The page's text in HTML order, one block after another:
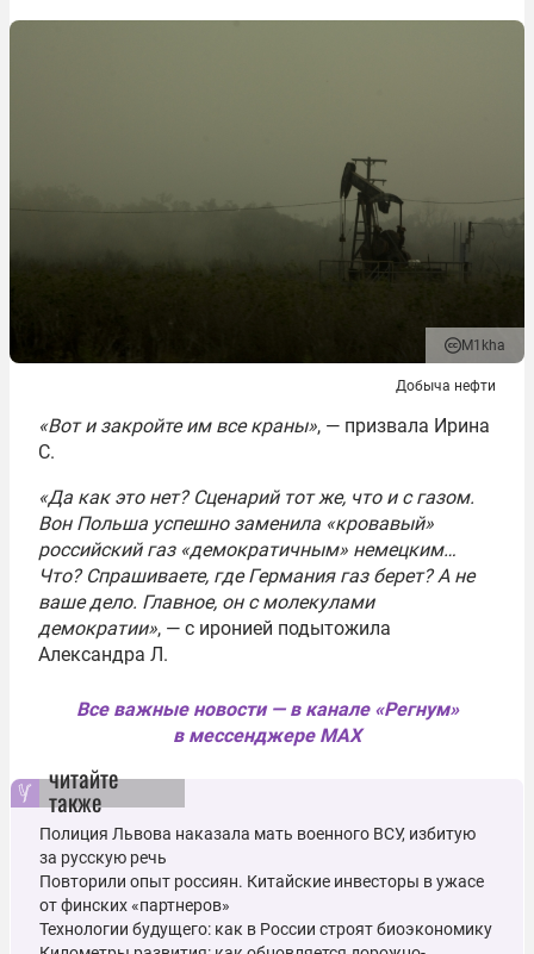
M1kha
Добыча нефти
«Вот и закройте им все краны», — призвала Ирина
С.
«Да как это нет? Сценарий тот же, что и с газом.
Вон Польша успешно заменила «кровавый»
российский газ «демократичным» немецким…
Что? Спрашиваете, где Германия газ берет? А не
ваше дело. Главное, он с молекулами
демократии», — с иронией подытожила
Александра Л.
Все важные новости — в канале «Регнум»
в мессенджере MAX
читайте
также
Полиция Львова наказала мать военного ВСУ, избитую
за русскую речь
Повторили опыт россиян. Китайские инвесторы в ужасе
от финских «партнеров»
Технологии будущего: как в России строят биоэкономику